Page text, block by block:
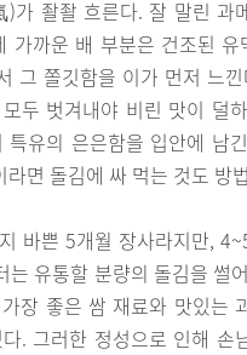
가 좔좔 흐른다. 잘 말린 과
가까운 배 부분은 건조된
그 쫄깃함을 이가 먼저 느
두 벗겨내야 비린 맛이 덜
특유의 은은함을 입안에 남
라면 돌김에 싸 먹는 것도 방
바쁜 5개월 장사라지만,
는 유통할 분량의 돌김을 썰
장 좋은 쌈 재료와 맛있는
. 그러한 정성으로 인해 손